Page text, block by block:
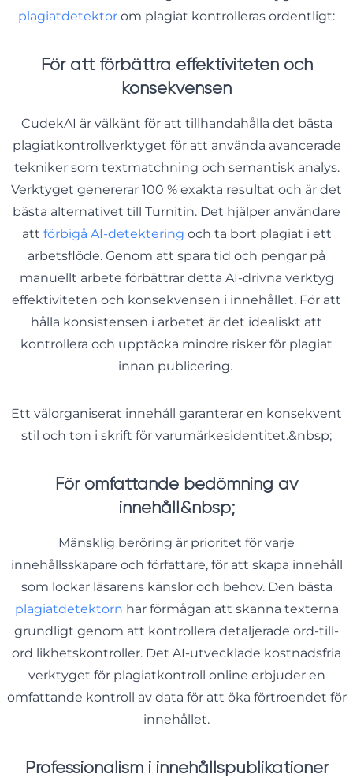
plagiatdetektor om plagiat kontrolleras ordentligt:
För att förbättra effektiviteten och
konsekvensen
CudekAI är välkänt för att tillhandahålla det bästa
plagiatkontrollverktyget för att använda avancerade
tekniker som textmatchning och semantisk analys.
Verktyget genererar 100 % exakta resultat och är det
bästa alternativet till Turnitin. Det hjälper användare
att förbigå AI-detektering och ta bort plagiat i ett
arbetsflöde. Genom att spara tid och pengar på
manuellt arbete förbättrar detta AI-drivna verktyg
effektiviteten och konsekvensen i innehållet. För att
hålla konsistensen i arbetet är det idealiskt att
kontrollera och upptäcka mindre risker för plagiat
innan publicering.
Ett välorganiserat innehåll garanterar en konsekvent
stil och ton i skrift för varumärkesidentitet.&nbsp;
För omfattande bedömning av
innehåll&nbsp;
Mänsklig beröring är prioritet för varje
innehållsskapare och författare, för att skapa innehåll
som lockar läsarens känslor och behov. Den bästa
plagiatdetektorn har förmågan att skanna texterna
grundligt genom att kontrollera detaljerade ord-till-
ord likhetskontroller. Det AI-utvecklade kostnadsfria
verktyget för plagiatkontroll online erbjuder en
omfattande kontroll av data för att öka förtroendet för
innehållet.
Professionalism i innehållspublikationer